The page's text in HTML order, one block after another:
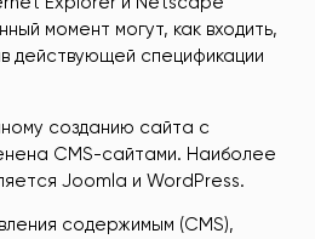
момент могут, как входить,
действующей спецификации
созданию сайта с
CMS-сайтами. Наиболее
Joomla и WordPress.
содержимым (CMS),